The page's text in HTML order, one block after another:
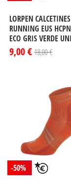
LORPEN CALCETINES
RUNNING EUS
ECO GRIS VERDE
9,00 € 18,00 €
-50%